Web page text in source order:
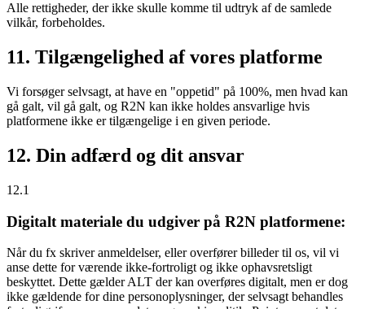
Alle rettigheder, der ikke skulle komme til udtryk af de samlede
vilkår, forbeholdes.
11. Tilgængelighed af vores platforme
Vi forsøger selvsagt, at have en "oppetid" på 100%, men hvad kan
gå galt, vil gå galt, og R2N kan ikke holdes ansvarlige hvis
platformene ikke er tilgængelige i en given periode.
12. Din adfærd og dit ansvar
12.1
Digitalt materiale du udgiver på R2N platformene:
Når du fx skriver anmeldelser, eller overfører billeder til os, vil vi
anse dette for værende ikke-fortroligt og ikke ophavsretsligt
beskyttet. Dette gælder ALT der kan overføres digitalt, men er dog
ikke gældende for dine personoplysninger, der selvsagt behandles